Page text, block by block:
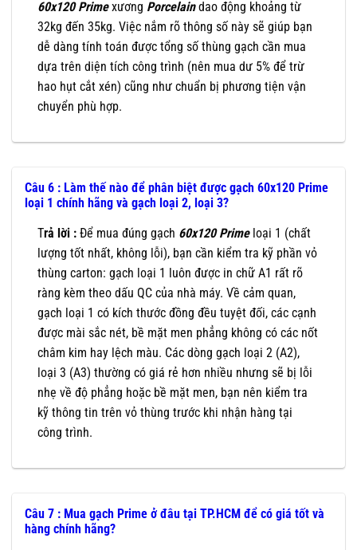
60x120 Primexương Porcelaindao động khoảng từ
32kg đến 35kg. Việc nắm rõ thông số này sẽ giúp bạn
dễ dàng tính toán được tổng số thùng gạch cần mua
dựa trên diện tích công trình (nên mua dư 5% để trừ
hao hụt cắt xén) cũng như chuẩn bị phương tiện vận
chuyển phù hợp.
Câu 6 : Làm thế nào để phân biệt được gạch 60x120 Prime
loại 1 chính hãng và gạch loại 2, loại 3?
Trả lời : Để mua đúng gạch 60x120 Primeloại 1 (chất
lượng tốt nhất, không lỗi), bạn cần kiểm tra kỹ phần vỏ
thùng carton: gạch loại 1 luôn được in chữ A1 rất rõ
ràng kèm theo dấu QC của nhà máy. Về cảm quan,
gạch loại 1 có kích thước đồng đều tuyệt đối, các cạnh
được mài sắc nét, bề mặt men phẳng không có các nốt
châm kim hay lệch màu. Các dòng gạch loại 2 (A2),
loại 3 (A3) thường có giá rẻ hơn nhiều nhưng sẽ bị lỗi
nhẹ về độ phẳng hoặc bề mặt men, bạn nên kiểm tra
kỹ thông tin trên vỏ thùng trước khi nhận hàng tại
công trình.
Câu 7 : Mua gạch Prime ở đâu tại TP.HCM để có giá tốt và
hàng chính hãng?